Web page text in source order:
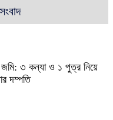
জমি: ৩ কন্যা ও ১ পুত্র নিয়ে
দম্পতি